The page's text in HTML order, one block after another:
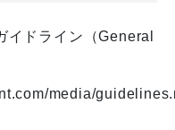
イドライン（General
media/